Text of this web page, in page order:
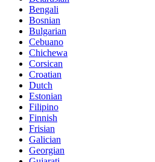
Bengali
Bosnian
Bulgarian
Cebuano
Chichewa
Corsican
Croatian
Dutch
Estonian
Filipino
Finnish
Frisian
Galician
Georgian